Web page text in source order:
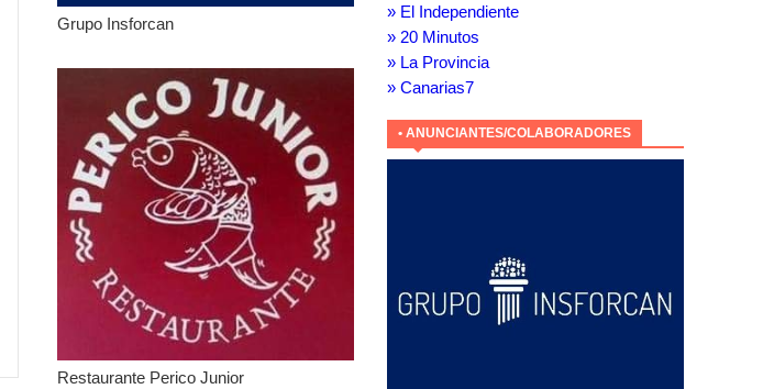
Grupo Insforcan
Restaurante Perico Junior
» El Independiente
» 20 Minutos
» La Provincia
» Canarias7
• ANUNCIANTES/COLABORADORES